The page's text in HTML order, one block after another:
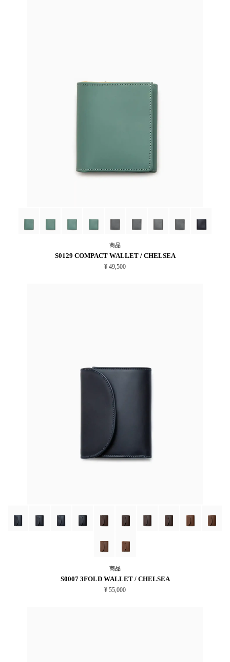
商品
S0129 COMPACT WALLET / CHELSEA
¥ 49,500
商品
S0007 3FOLD WALLET / CHELSEA
¥ 55,000